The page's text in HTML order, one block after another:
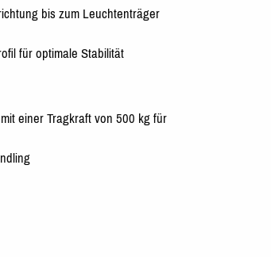
bis zum Leuchtenträger
für optimale Stabilität
einer Tragkraft von 500 kg für